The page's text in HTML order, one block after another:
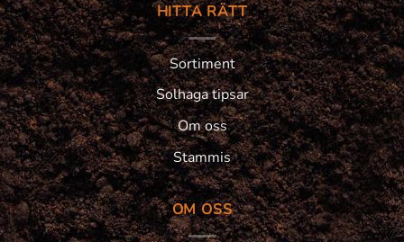
HITTA RÄTT
Sortiment
Solhaga tipsar
Om oss
Stammis
OM OSS